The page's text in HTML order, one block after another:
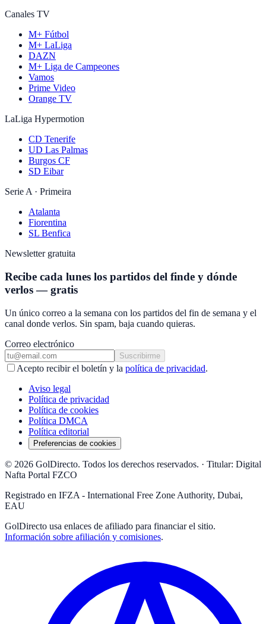
Canales TV
M+ Fútbol
M+ LaLiga
DAZN
M+ Liga de Campeones
Vamos
Prime Video
Orange TV
LaLiga Hypermotion
CD Tenerife
UD Las Palmas
Burgos CF
SD Eibar
Serie A · Primeira
Atalanta
Fiorentina
SL Benfica
Newsletter gratuita
Recibe cada lunes los partidos del finde y dónde
verlos — gratis
Un único correo a la semana con los partidos del fin de semana y el
canal donde verlos. Sin spam, baja cuando quieras.
Correo electrónico
Suscribirme
Acepto recibir el boletín y la política de privacidad.
Aviso legal
Política de privacidad
Política de cookies
Política DMCA
Política editorial
Preferencias de cookies
© 2026 GolDirecto. Todos los derechos reservados. · Titular: Digital
Nafta Portal FZCO
Registrado en IFZA - International Free Zone Authority, Dubai,
EAU
GolDirecto usa enlaces de afiliado para financiar el sitio.
Información sobre afiliación y comisiones.